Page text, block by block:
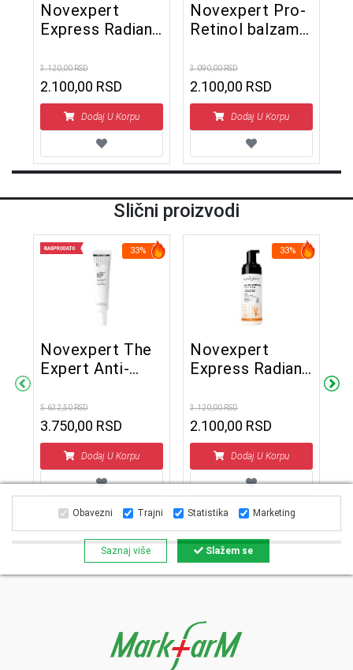
Novexpert
Express Radiant
150 ml
3.120,00 RSD
2.100,00 RSD
Dodaj U Korpu
Novexpert Pro-
Retinol balzam
ml
3.090,00 RSD
2.100,00 RSD
Dodaj U Korpu
Slični proizvodi
33%
Novexpert The
Expert Anti-
ml
5.632,50 RSD
3.750,00 RSD
Dodaj U Korpu
33%
Novexpert
Express Radiant
150 ml
3.120,00 RSD
2.100,00 RSD
Dodaj U Korpu
Obavezni Trajni Statistika Marketing
Saznaj više Slažem se